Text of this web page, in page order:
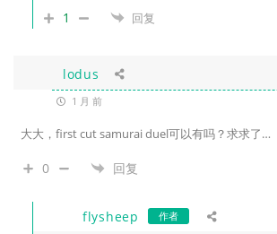
1 回复
lodus
1 月 前
大大，first cut samurai duel可以有吗？求求了…
0 回复
flysheep 作者